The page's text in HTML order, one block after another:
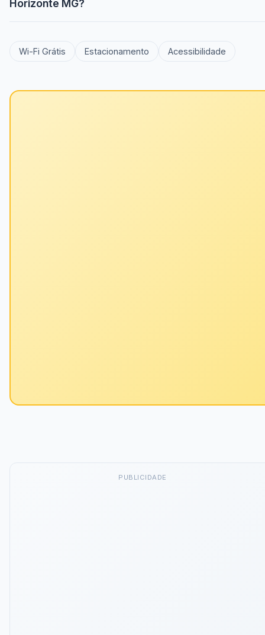
Horizonte MG?
Wi-Fi Grátis Estacionamento Acessibilidade
PUBLICIDADE